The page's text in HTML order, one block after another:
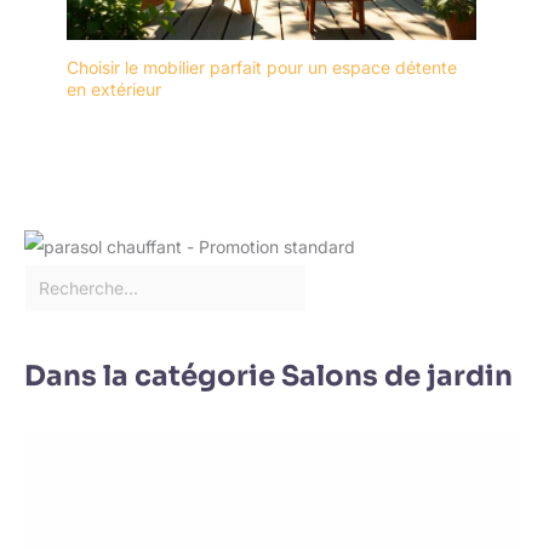
Choisir le mobilier parfait pour un espace détente
en extérieur
Dans la catégorie Salons de jardin